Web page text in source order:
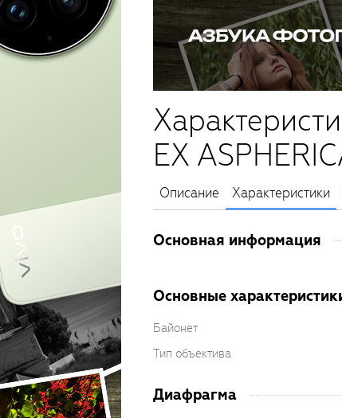
EX
Описание Характеристики
Основная информация
Основные
Байонет
Тип объектива
Диафрагма